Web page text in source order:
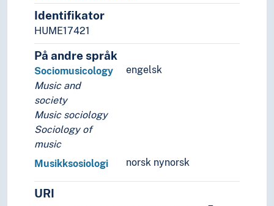
Tid i enheter, stadier og perioder
Identifikator
HUME17421
På andre språk
engelsk
Sociomusicology
Music and
society
Music sociology
Sociology of
music
norsk nynorsk
Musikksosiologi
URI